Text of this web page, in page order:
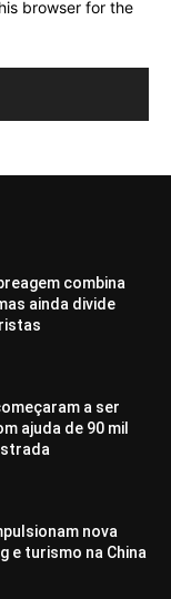
browser for the
combina
ainda divide
a ser
ajuda de 90 mil
nova
e turismo na China